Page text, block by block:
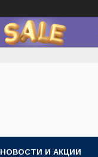
НОВОСТИ И АКЦИИ